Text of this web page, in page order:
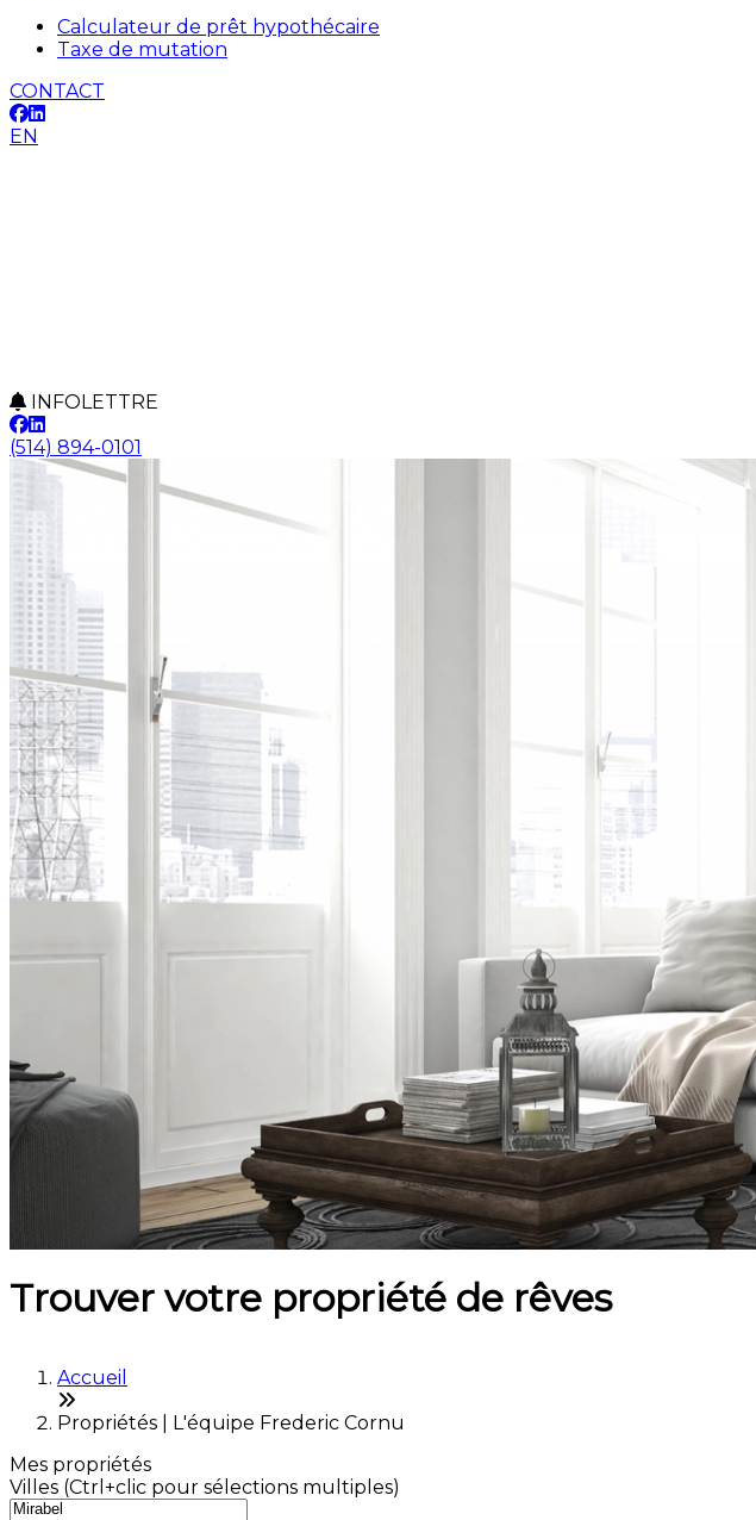
Calculateur de prêt hypothécaire
Taxe de mutation
CONTACT
EN
INFOLETTRE
(514) 894-0101
Trouver votre propriété de rêves
Accueil
Propriétés | L'équipe Frederic Cornu
Mes propriétés
Villes (Ctrl+clic pour sélections multiples)